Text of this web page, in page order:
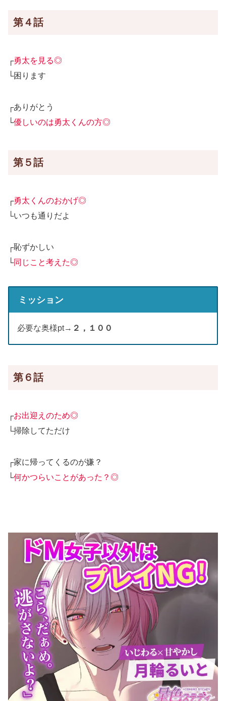
第４話
┌勇太を見る◎
└困ります
┌ありがとう
└優しいのは勇太くんの方◎
第５話
┌勇太くんのおかげ◎
└いつも通りだよ
┌恥ずかしい
└同じこと考えた◎
ミッション
必要な奥様pt→ ２，１００
第６話
┌お出迎えのため◎
└掃除してただけ
┌家に帰ってくるのが嫌？
└何かつらいことがあった？◎